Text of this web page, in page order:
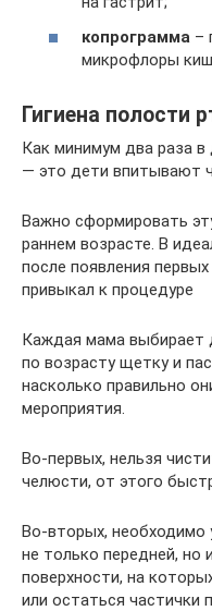
копрограмма –
микрофлоры
Гигиена полости
Как минимум два раза
— это дети впитывают
Важно сформировать
раннем возрасте. В
после появления
привыкал к процедуре
Каждая мама выбирает
по возрасту щетку и
насколько правильно
мероприятия.
Во-первых, нельзя
челюсти, от этого
Во-вторых, необходимо
не только передней, но
поверхности, на
или остаться частички